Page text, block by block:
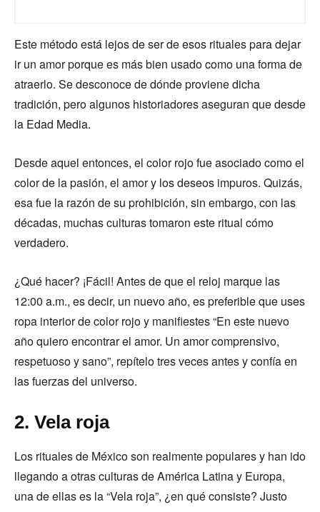
Este método está lejos de ser de esos rituales para dejar
ir un amor porque es más bien usado como una forma de
atraerlo. Se desconoce de dónde proviene dicha
tradición, pero algunos historiadores aseguran que desde
la Edad Media.
Desde aquel entonces, el color rojo fue asociado como el
color de la pasión, el amor y los deseos impuros. Quizás,
esa fue la razón de su prohibición, sin embargo, con las
décadas, muchas culturas tomaron este ritual cómo
verdadero.
¿Qué hacer? ¡Fácil! Antes de que el reloj marque las
12:00 a.m., es decir, un nuevo año, es preferible que uses
ropa interior de color rojo y manifiestes “En este nuevo
año quiero encontrar el amor. Un amor comprensivo,
respetuoso y sano”, repítelo tres veces antes y confía en
las fuerzas del universo.
2. Vela roja
Los rituales de México son realmente populares y han ido
llegando a otras culturas de América Latina y Europa,
una de ellas es la “Vela roja”, ¿en qué consiste? Justo